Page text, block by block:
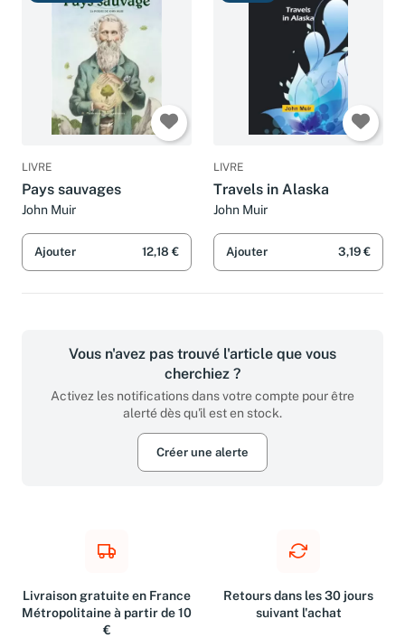
LIVRE
Pays sauvages
John Muir
Ajouter 12,18 €
LIVRE
Travels in Alaska
John Muir
Ajouter 3,19 €
Vous n'avez pas trouvé l'article que vous
cherchiez ?
Activez les notifications dans votre compte pour être
alerté dès qu'il est en stock.
Créer une alerte
Livraison gratuite en France
Métropolitaine à partir de 10
€
Retours dans les 30 jours
suivant l'achat